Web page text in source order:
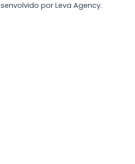
por Leva Agency.